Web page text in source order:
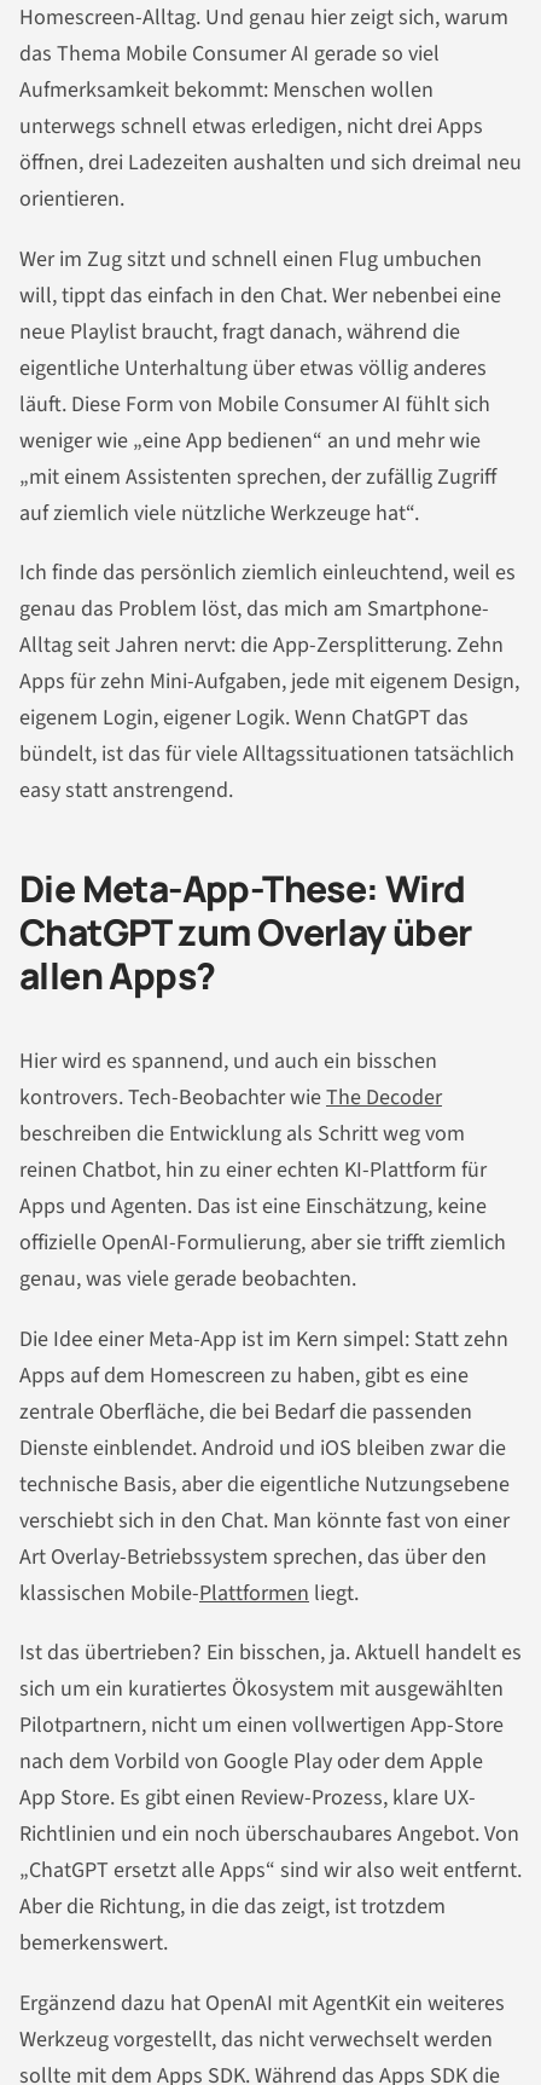
Homescreen-Alltag. Und genau hier zeigt sich, warum
das Thema Mobile Consumer AI gerade so viel
Aufmerksamkeit bekommt: Menschen wollen
unterwegs schnell etwas erledigen, nicht drei Apps
öffnen, drei Ladezeiten aushalten und sich dreimal neu
orientieren.
Wer im Zug sitzt und schnell einen Flug umbuchen
will, tippt das einfach in den Chat. Wer nebenbei eine
neue Playlist braucht, fragt danach, während die
eigentliche Unterhaltung über etwas völlig anderes
läuft. Diese Form von Mobile Consumer AI fühlt sich
weniger wie „eine App bedienen“ an und mehr wie
„mit einem Assistenten sprechen, der zufällig Zugriff
auf ziemlich viele nützliche Werkzeuge hat“.
Ich finde das persönlich ziemlich einleuchtend, weil es
genau das Problem löst, das mich am Smartphone-
Alltag seit Jahren nervt: die App-Zersplitterung. Zehn
Apps für zehn Mini-Aufgaben, jede mit eigenem Design,
eigenem Login, eigener Logik. Wenn ChatGPT das
bündelt, ist das für viele Alltagssituationen tatsächlich
easy statt anstrengend.
Die Meta-App-These: Wird
ChatGPT zum Overlay über
allen Apps?
Hier wird es spannend, und auch ein bisschen
kontrovers. Tech-Beobachter wieThe Decoder
beschreiben die Entwicklung als Schritt weg vom
reinen Chatbot, hin zu einer echten KI-Plattform für
Apps und Agenten. Das ist eine Einschätzung, keine
offizielle OpenAI-Formulierung, aber sie trifft ziemlich
genau, was viele gerade beobachten.
Die Idee einer Meta-App ist im Kern simpel: Statt zehn
Apps auf dem Homescreen zu haben, gibt es eine
zentrale Oberfläche, die bei Bedarf die passenden
Dienste einblendet. Android und iOS bleiben zwar die
technische Basis, aber die eigentliche Nutzungsebene
verschiebt sich in den Chat. Man könnte fast von einer
Art Overlay-Betriebssystem sprechen, das über den
klassischen Mobile-Plattformen liegt.
Ist das übertrieben? Ein bisschen, ja. Aktuell handelt es
sich um ein kuratiertes Ökosystem mit ausgewählten
Pilotpartnern, nicht um einen vollwertigen App-Store
nach dem Vorbild von Google Play oder dem Apple
App Store. Es gibt einen Review-Prozess, klare UX-
Richtlinien und ein noch überschaubares Angebot. Von
„ChatGPT ersetzt alle Apps“ sind wir also weit entfernt.
Aber die Richtung, in die das zeigt, ist trotzdem
bemerkenswert.
Ergänzend dazu hat OpenAI mit AgentKit ein weiteres
Werkzeug vorgestellt, das nicht verwechselt werden
sollte mit dem Apps SDK. Während das Apps SDK die